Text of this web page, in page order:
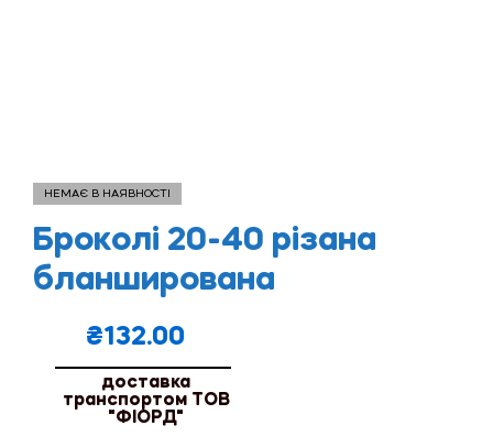
НЕМАЄ В НАЯВНОСТІ
Броколі 20-40 різана
бланширована
₴132.00
доставка
транспортом ТОВ
"ФІОРД"